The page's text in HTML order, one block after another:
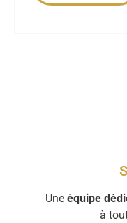
Une équipe
à